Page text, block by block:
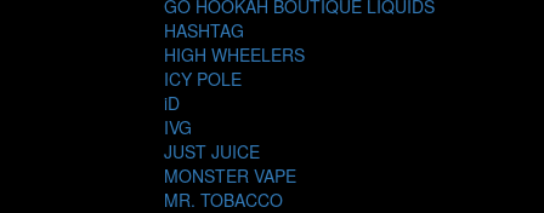
GO HOOKAH BOUTIQUE LIQUIDS
HASHTAG
HIGH WHEELERS
ICY POLE
iD
IVG
JUST JUICE
MONSTER VAPE
MR. TOBACCO